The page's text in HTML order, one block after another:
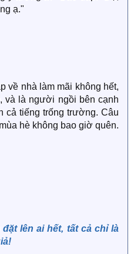
ạ."
về nhà làm mãi không hết,
và là người ngồi bên cạnh
cả tiếng trống trường. Câu
hè không bao giờ quên.
lên ai hết, tất cả chỉ là